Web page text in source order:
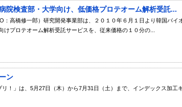
院検査部・大学向け、低価格プロテオーム解析受託...
：高橋修一郎）研究開発事業部は、２０１０年６月１日より韓国バイ
プロテオーム解析受託サービスを、従来価格の１０分の...
ン
！」は、5月27日（木）から7月31日（土）まで、インデックス加工